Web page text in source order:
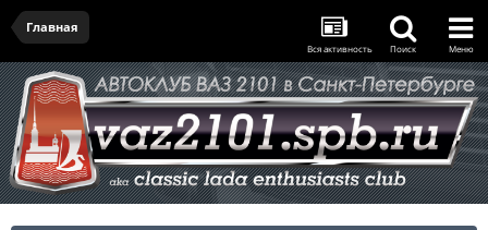
Главная
Вся активность Поиск Меню